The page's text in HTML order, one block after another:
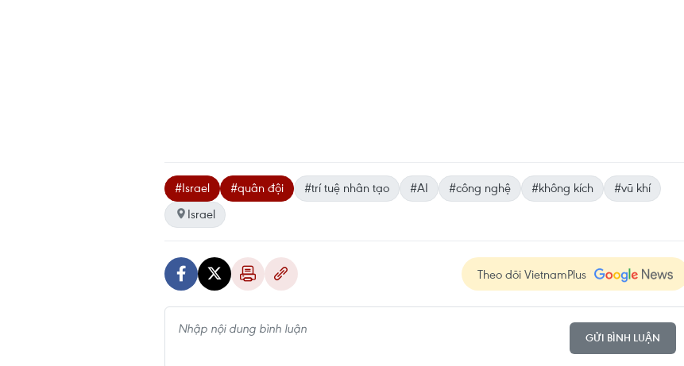
#Israel #quân đội #trí tuệ nhân tạo #AI #công nghệ #không kích
#vũ khí
Israel
Theo dõi VietnamPlus
GỬI BÌNH LUẬN